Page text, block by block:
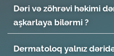
Dəri və zöhrəvi həkimi
aşkarlaya bilərmi ?
Dermatoloq yalnız